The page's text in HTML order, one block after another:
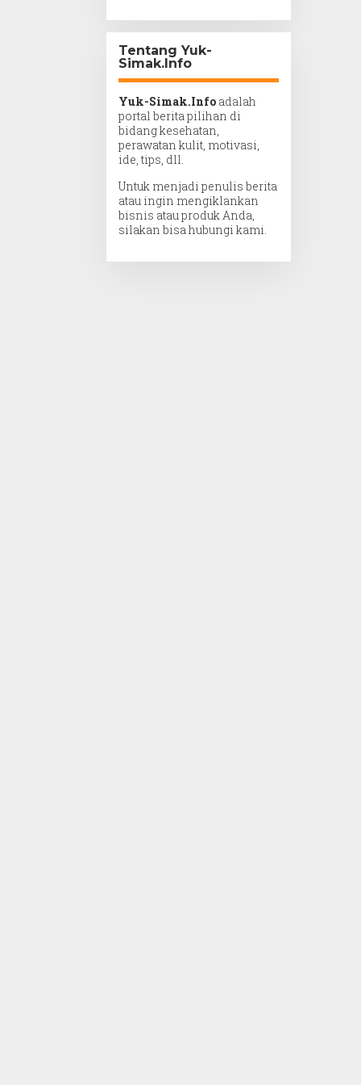
Tentang Yuk-
Simak.Info
Yuk-Simak.Info adalah
portal berita pilihan di
bidang kesehatan,
perawatan kulit, motivasi,
ide, tips, dll.
Untuk menjadi penulis berita
atau ingin mengiklankan
bisnis atau produk Anda,
silakan bisa hubungi kami.